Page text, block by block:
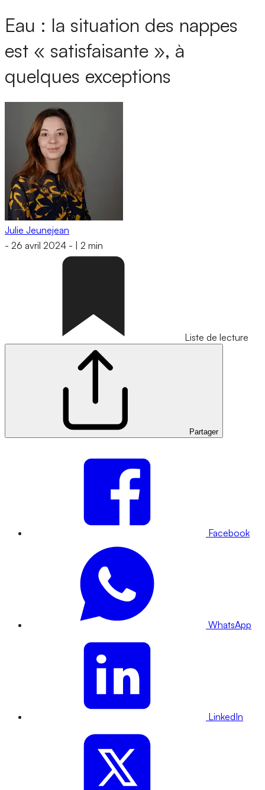
Eau : la situation des nappes
est « satisfaisante », à
quelques exceptions
Julie Jeunejean
- 26 avril 2024 - 2 min
Liste de lecture
Partager
Facebook
WhatsApp
LinkedIn